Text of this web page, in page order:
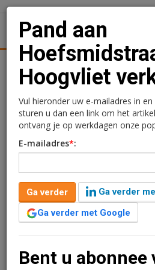
Juridisch | Fiscaal
Pand aan
2 te Hoogvliet
Het Industrial & Logistics team
heeft het complex gelegen aan
Hoogvliet verkocht aan een
Pand aan
Hoogvliet
Vul hieronder uw e-mailadres in
sturen u dan een link om het
ontvang je op werkdagen onze
E-mailadres*:
Ga verder
Ga verder
Ga verder met Google
Bent u abonnee